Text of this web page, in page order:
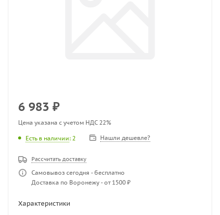
6 983 ₽
Цена указана с учетом НДС 22%
Есть в наличии: 2 Нашли дешевле?
Рассчитать доставку
Самовывоз сегодня - бесплатно
Доставка по Воронежу - от 1500 ₽
Характеристики